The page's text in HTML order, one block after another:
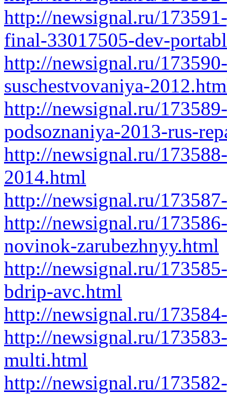
http://newsignal.ru/
final-33017505-dev-
http://newsignal.ru/
suschestvovaniya-
http://newsignal.ru/
podsoznaniya-2013-rus-
http://newsignal.ru/
2014.html
http://newsignal.ru/
http://newsignal.ru/
novinok-zarubezhnyy.html
http://newsignal.ru/
bdrip-avc.html
http://newsignal.ru/
http://newsignal.ru/
multi.html
http://newsignal.ru/